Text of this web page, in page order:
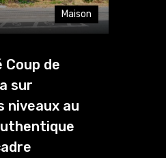
Maison
de
sur
niveaux au